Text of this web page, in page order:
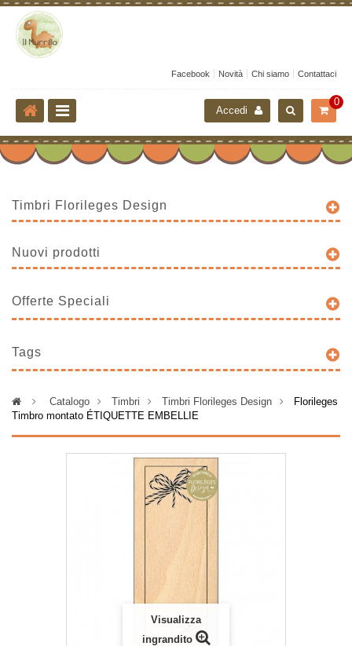
Facebook Novità Chi siamo Contattaci
0
Accedi
Timbri Florileges Design
Nuovi prodotti
Offerte Speciali
Tags
> Catalogo > Timbri > Timbri Florileges Design >
Florileges
Timbro montato ÉTIQUETTE EMBELLIE
Visualizza
ingrandito